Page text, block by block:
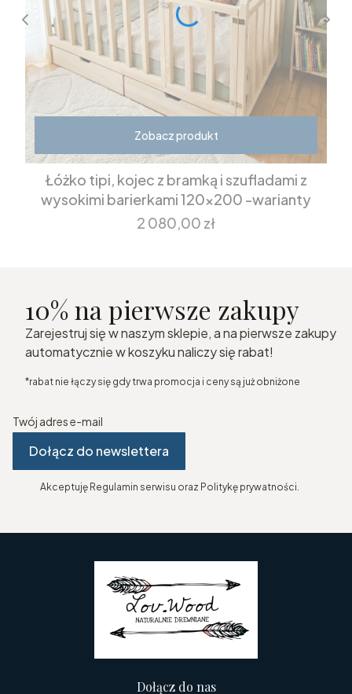
Zobacz produkt
Łóżko tipi, kojec z bramką i szufladami z
wysokimi barierkami 120x200 -warianty
Cena
2 080,00 zł
10% na pierwsze zakupy
Zarejestruj się w naszym sklepie, a na pierwsze zakupy
automatycznie w koszyku naliczy się rabat!
*rabat nie łączy się gdy trwa promocja i ceny są już obniżone
Twój adres e-mail
Dołącz do newslettera
Akceptuję Regulamin serwisu oraz Politykę prywatności.
Dołącz do nas